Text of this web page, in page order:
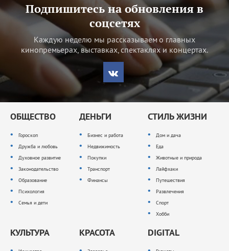
Подпишитесь на обновления в
соцсетях
Каждую неделю мы рассказываем о главных
кинопремьерах, выставках, спектаклях и концертах.
ОБЩЕСТВО
Гороскоп
Дружба и любовь
Духовное развитие
Законодательство
Образование
Психология
Семья и дети
ДЕНЬГИ
Бизнес и работа
Недвижимость
Покупки
Транспорт
Финансы
СТИЛЬ ЖИЗНИ
Дом и дача
Еда
Животные и природа
Лайфхаки
Путешествия
Развлечения
Спорт
Хобби
КУЛЬТУРА КРАСОТА DIGITAL